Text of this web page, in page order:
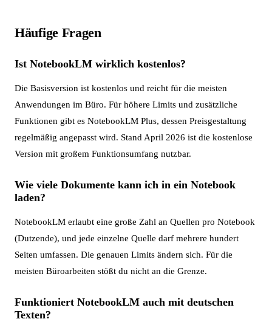
Häufige Fragen
Ist NotebookLM wirklich kostenlos?
Die Basisversion ist kostenlos und reicht für die meisten
Anwendungen im Büro. Für höhere Limits und zusätzliche
Funktionen gibt es NotebookLM Plus, dessen Preisgestaltung
regelmäßig angepasst wird. Stand April 2026 ist die kostenlose
Version mit großem Funktionsumfang nutzbar.
Wie viele Dokumente kann ich in ein Notebook
laden?
NotebookLM erlaubt eine große Zahl an Quellen pro Notebook
(Dutzende), und jede einzelne Quelle darf mehrere hundert
Seiten umfassen. Die genauen Limits ändern sich. Für die
meisten Büroarbeiten stößt du nicht an die Grenze.
Funktioniert NotebookLM auch mit deutschen
Texten?